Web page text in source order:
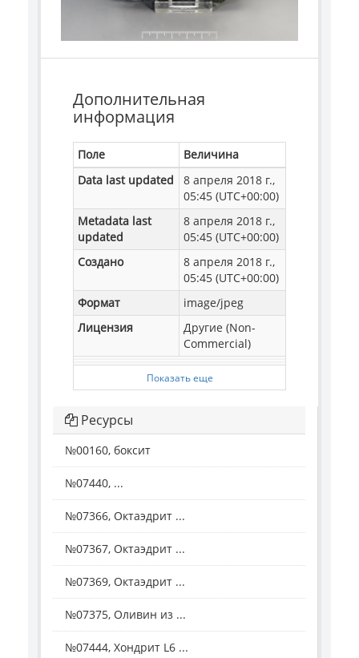
Дополнительная
информация
Поле
Величина
Data last updated
8 апреля 2018 г.,
05:45 (UTC+00:00)
Metadata last
updated
8 апреля 2018 г.,
05:45 (UTC+00:00)
Создано
8 апреля 2018 г.,
05:45 (UTC+00:00)
Формат
image/jpeg
Лицензия
Другие (Non-
Commercial)
Показать еще
Ресурсы
№00160, боксит
№07440, ...
№07366, Октаэдрит ...
№07367, Октаэдрит ...
№07369, Октаэдрит ...
№07375, Оливин из ...
№07444, Хондрит L6 ...